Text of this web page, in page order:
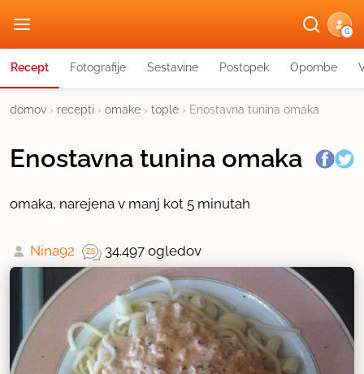
G
Recept Fotografije Sestavine Postopek Opombe
domov › recepti › omake › tople › Enostavna tunina omaka
Enostavna tunina omaka
omaka, narejena v manj kot 5 minutah
Nina92 34.497 ogledov